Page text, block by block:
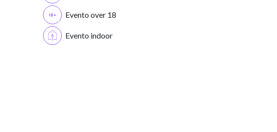
Evento over 18
Evento indoor